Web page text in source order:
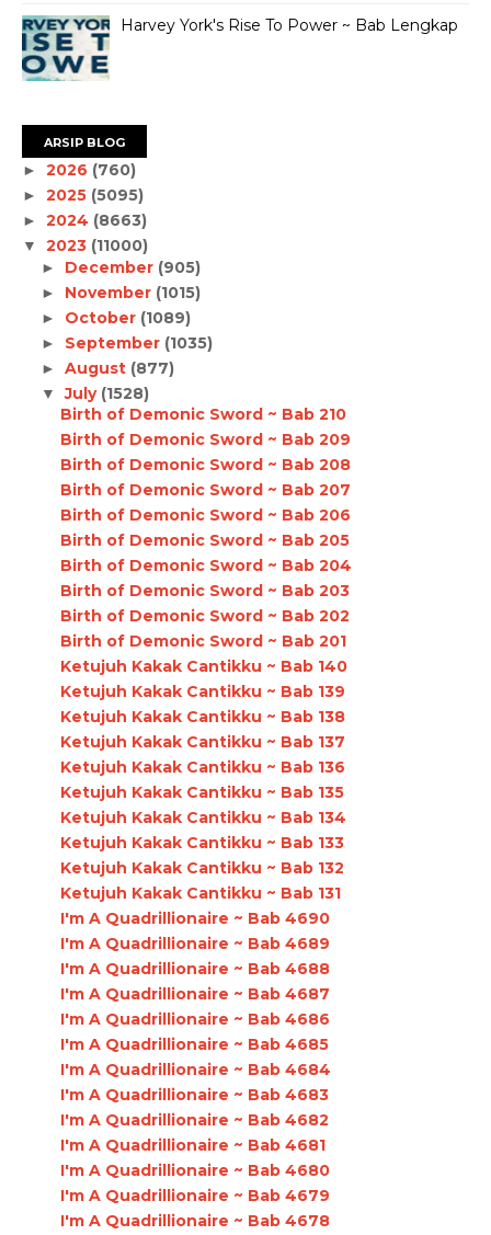
Harvey York's Rise To Power ~ Bab Lengkap
ARSIP BLOG
► 2026 (760)
► 2025 (5095)
► 2024 (8663)
▼ 2023 (11000)
► December (905)
► November (1015)
► October (1089)
► September (1035)
► August (877)
▼July (1528)
Birth of Demonic Sword ~ Bab 210
Birth of Demonic Sword ~ Bab 209
Birth of Demonic Sword ~ Bab 208
Birth of Demonic Sword ~ Bab 207
Birth of Demonic Sword ~ Bab 206
Birth of Demonic Sword ~ Bab 205
Birth of Demonic Sword ~ Bab 204
Birth of Demonic Sword ~ Bab 203
Birth of Demonic Sword ~ Bab 202
Birth of Demonic Sword ~ Bab 201
Ketujuh Kakak Cantikku ~ Bab 140
Ketujuh Kakak Cantikku ~ Bab 139
Ketujuh Kakak Cantikku ~ Bab 138
Ketujuh Kakak Cantikku ~ Bab 137
Ketujuh Kakak Cantikku ~ Bab 136
Ketujuh Kakak Cantikku ~ Bab 135
Ketujuh Kakak Cantikku ~ Bab 134
Ketujuh Kakak Cantikku ~ Bab 133
Ketujuh Kakak Cantikku ~ Bab 132
Ketujuh Kakak Cantikku ~ Bab 131
I'm A Quadrillionaire ~ Bab 4690
I'm A Quadrillionaire ~ Bab 4689
I'm A Quadrillionaire ~ Bab 4688
I'm A Quadrillionaire ~ Bab 4687
I'm A Quadrillionaire ~ Bab 4686
I'm A Quadrillionaire ~ Bab 4685
I'm A Quadrillionaire ~ Bab 4684
I'm A Quadrillionaire ~ Bab 4683
I'm A Quadrillionaire ~ Bab 4682
I'm A Quadrillionaire ~ Bab 4681
I'm A Quadrillionaire ~ Bab 4680
I'm A Quadrillionaire ~ Bab 4679
I'm A Quadrillionaire ~ Bab 4678